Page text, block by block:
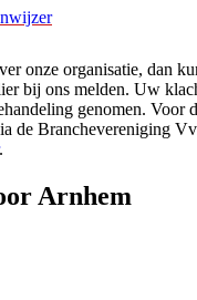
onze organisatie, dan
bij ons melden. Uw
genomen. Voor
de Branchevereniging
.
Arnhem